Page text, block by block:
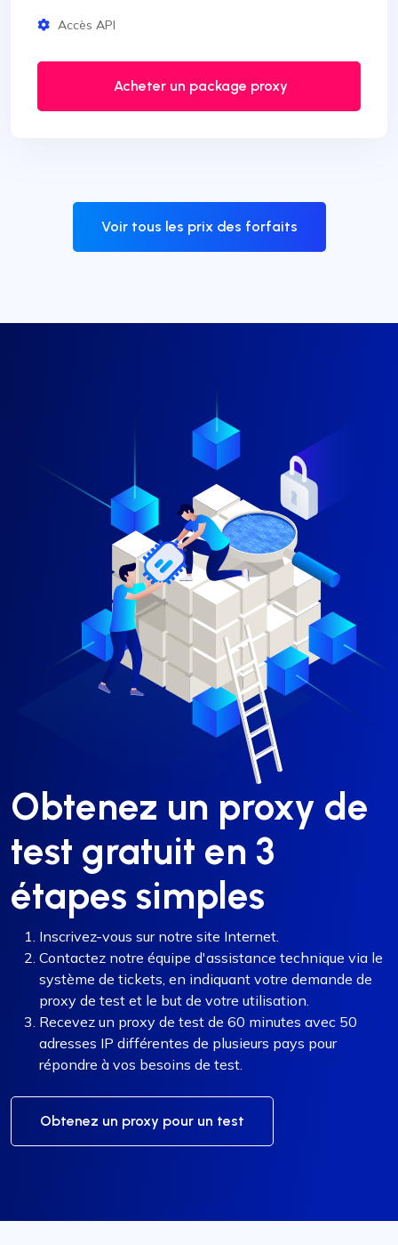
Accès API
Acheter un package proxy
Voir tous les prix des forfaits
Obtenez un proxy de
test gratuit en 3
étapes simples
Inscrivez-vous sur notre site Internet.
Contactez notre équipe d'assistance technique via le
système de tickets, en indiquant votre demande de
proxy de test et le but de votre utilisation.
Recevez un proxy de test de 60 minutes avec 50
adresses IP différentes de plusieurs pays pour
répondre à vos besoins de test.
Obtenez un proxy pour un test